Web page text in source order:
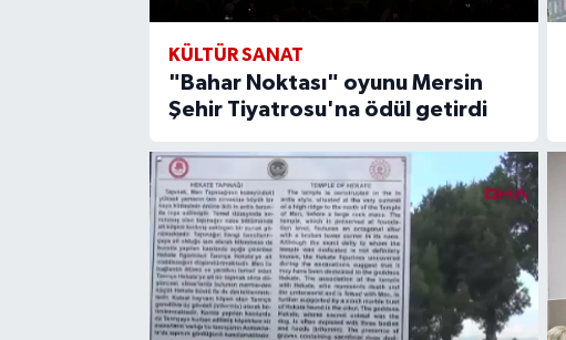
KÜLTÜR SANAT
"Bahar Noktası" oyunu Mersin
Şehir Tiyatrosu'na ödül getirdi